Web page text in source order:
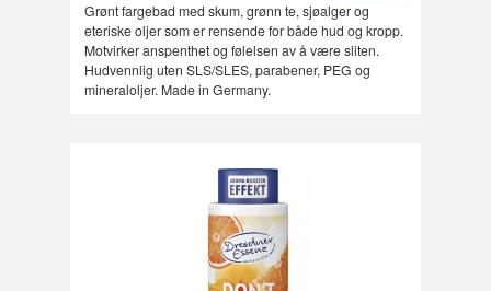
Grønt fargebad med skum, grønn te, sjøalger og
eteriske oljer som er rensende for både hud og kropp.
Motvirker anspenthet og følelsen av å være sliten.
Hudvennlig uten SLS/SLES, parabener, PEG og
mineraloljer. Made in Germany.